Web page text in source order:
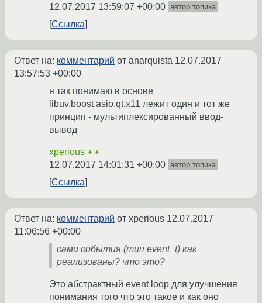
12.07.2017 13:59:07 +00:00 автор топика
Ссылка
Ответ на: комментарий от anarquista 12.07.2017
13:57:53 +00:00
я так понимаю в основе
libuv,boost.asio,qt,x11 лежит один и тот же
принцип - мультиплексированный ввод-
вывод
xperious ★★
12.07.2017 14:01:31 +00:00 автор топика
Ссылка
Ответ на: комментарий от xperious 12.07.2017
11:06:56 +00:00
сами события (тип event_t) как
реализованы? что это?
Это абстрактный event loop для улучшения
понимания того что это такое и как оно